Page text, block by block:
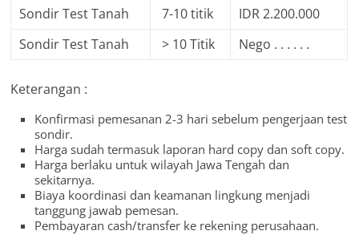
Sondir Test Tanah 7-10 titik
IDR 2.200.000
Sondir Test Tanah
> 10 Titik Nego . . . . . .
Keterangan :
Konfirmasi pemesanan 2-3 hari sebelum pengerjaan test
sondir.
Harga sudah termasuk laporan hard copy dan soft copy.
Harga berlaku untuk wilayah Jawa Tengah dan
sekitarnya.
Biaya koordinasi dan keamanan lingkung menjadi
tanggung jawab pemesan.
Pembayaran cash/transfer ke rekening perusahaan.